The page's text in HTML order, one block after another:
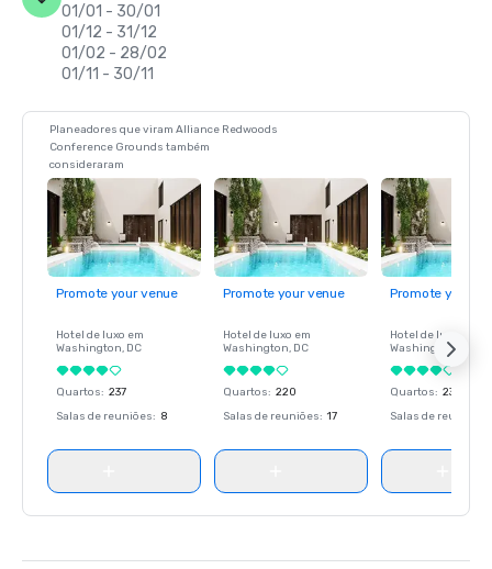
01/01 - 30/01
01/12 - 31/12
01/02 - 28/02
01/11 - 30/11
Planeadores que viram Alliance Redwoods
Conference Grounds também
consideraram
Promote your venue
Hotel de luxo em
Washington, DC
Quartos: 237
Salas de reuniões: 8
Promote your venue
Hotel de luxo em
Washington, DC
Quartos: 220
Salas de reuniões: 17
Promote your
Hotel de luxo em
Washington
Quartos: 237
Salas de reuniões